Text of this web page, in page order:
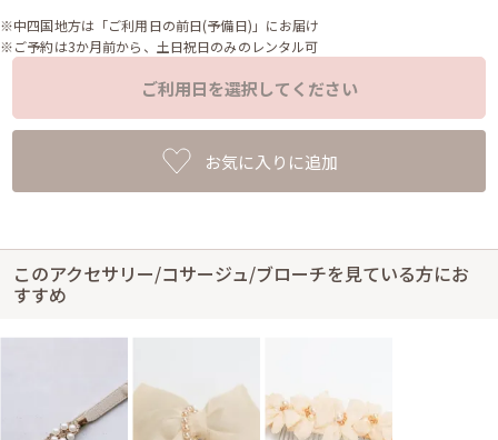
※中四国地方は「ご利用日の前日(予備日)」にお届け
※ご予約は3か月前から、土日祝日のみのレンタル可
ご利用日を選択してください
お気に入りに追加
このアクセサリー/コサージュ/ブローチを見ている方にお
すすめ